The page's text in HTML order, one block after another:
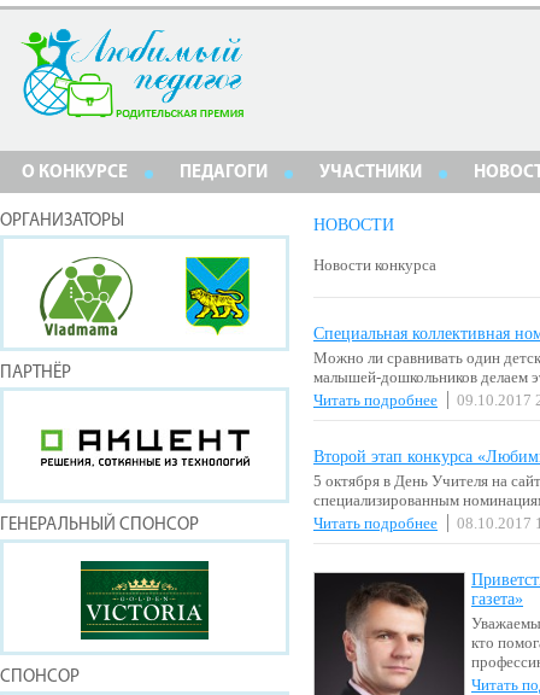
О КОНКУРСЕ ПЕДАГОГИ УЧАСТНИКИ
ОРГАНИЗАТОРЫ
ПАРТНЁР
ГЕНЕРАЛЬНЫЙ СПОНСОР
СПОНСОР
НОВОСТИ
Новости конкурса
Специальная коллективная
Можно ли сравнивать один
малышей-дошкольников делаем
Читать подробнее
09.10.2017
Второй этап конкурса
5 октября в День Учителя на
специализированным
Читать подробнее
08.10.2017
газета»
кто
Читать